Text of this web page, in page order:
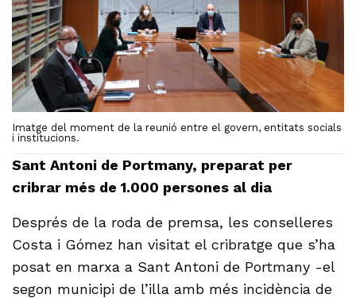
Imatge del moment de la reunió entre el govern, entitats socials
i institucions.
Sant Antoni de Portmany, preparat per
cribrar més de 1.000 persones al dia
Després de la roda de premsa, les conselleres
Costa i Gómez han visitat el cribratge que s’ha
posat en marxa a Sant Antoni de Portmany -el
segon municipi de l’illa amb més incidència de